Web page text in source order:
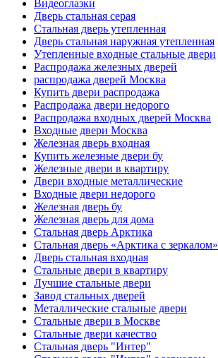
Видеоглазки
Дверь стальная серая
Стальная дверь утепленная
Дверь стальная наружная утепленная
Утепленные входные стальные двери
Распродажа железных дверей
распродажа дверей Москва
Купить двери распродажа
Распродажа двери недорого
Распродажа входных дверей Москва
Входные двери Москва
Железная дверь входная
Купить железные двери бу
Железные двери в квартиру
Двери входные металлические
Входные двери недорого
Железная дверь бу
Железная дверь для дома
Стальная дверь Арктика
Стальная дверь «Арктика с зеркалом»
Дверь стальная входная
Стальные двери в квартиру
Лучшие стальные двери
Завод стальных дверей
Металлические стальные двери
Стальные двери в Москве
Стальные двери качество
Стальная дверь "Интер"